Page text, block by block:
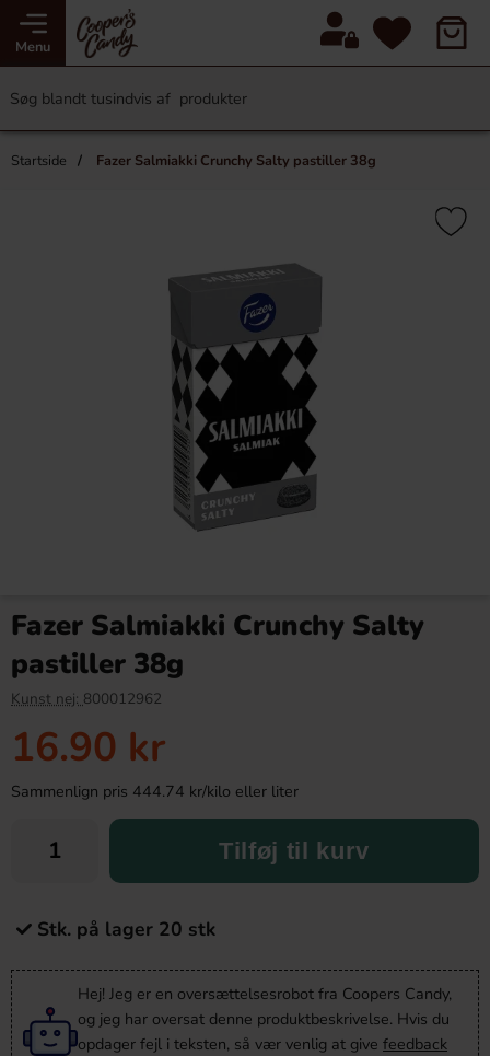
Menu
Startside Fazer Salmiakki Crunchy Salty pastiller 38g
Fazer Salmiakki Crunchy Salty
pastiller 38g
Kunst nej: 800012962
16.90 kr
Sammenlign pris 444.74 kr/kilo eller liter
Tilføj til kurv
Stk. på lager 20 stk
Hej! Jeg er en oversættelsesrobot fra Coopers Candy,
og jeg har oversat denne produktbeskrivelse. Hvis du
opdager fejl i teksten, så vær venlig at give feedback